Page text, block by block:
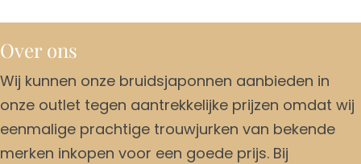
Over ons
Wij kunnen onze bruidsjaponnen aanbieden in
onze outlet tegen aantrekkelijke prijzen omdat wij
eenmalige prachtige trouwjurken van bekende
merken inkopen voor een goede prijs. Bij